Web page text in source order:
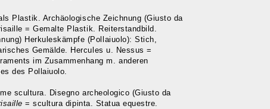
Plastik. Archäologische Zeichnung (Giusto da
= Gemalte Plastik. Reiterstandbild.
Herkuleskämpfe (Pollaiuolo): Stich,
Gemälde. Hercules u. Nessus =
im Zusammenhang m. anderen
des Pollaiuolo.
scultura. Disegno archeologico (Giusto da
= scultura dipinta. Statua equestre.